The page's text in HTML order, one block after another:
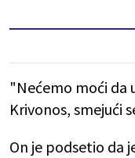
"Nećemo moći da
Krivonos, smejući
On je podsetio da